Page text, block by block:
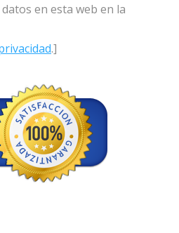
en esta web en la
.]